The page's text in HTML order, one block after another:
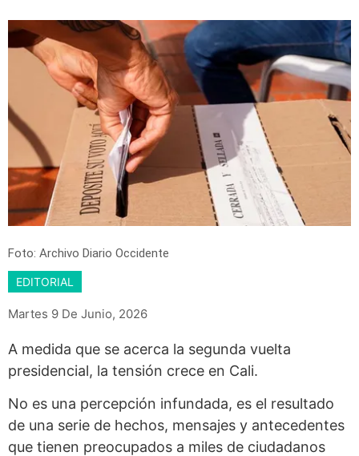
Foto: Archivo Diario Occidente
EDITORIAL
Martes 9 De Junio, 2026
A medida que se acerca la segunda vuelta
presidencial, la tensión crece en Cali.
No es una percepción infundada, es el resultado
de una serie de hechos, mensajes y antecedentes
que tienen preocupados a miles de ciudadanos